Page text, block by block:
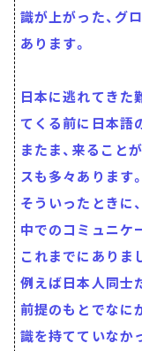
識が上がった、グ
あります。
日本に逃れてきた
てくる前に日本語
またま、来ること
スも多々あります。
そういったときに
中でのコミュニケ
これまでにありま
例えば日本人同士
前提のもとでなに
識を持てていなか